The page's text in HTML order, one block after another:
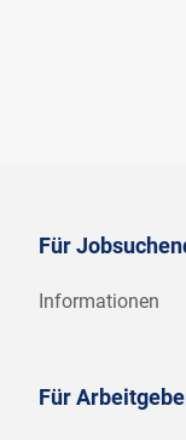
Für
Informationen
Für